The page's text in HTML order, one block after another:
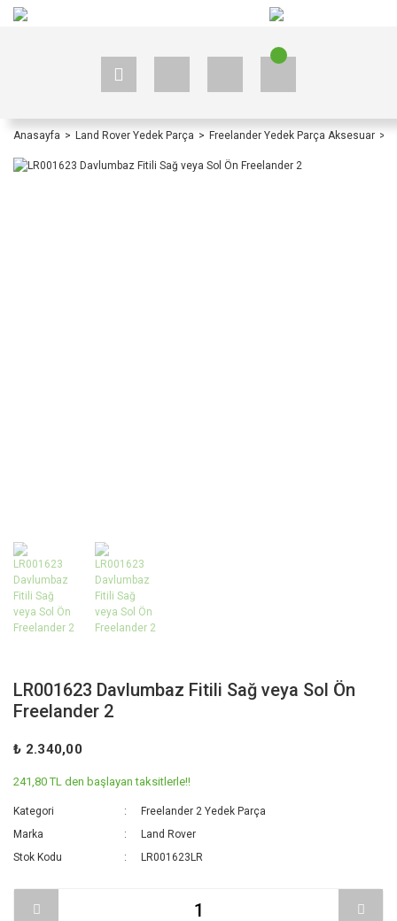
Anasayfa Land Rover Yedek Parça Freelander Yedek Parça Aksesuar
LR001623 Davlumbaz Fitili Sağ veya Sol Ön
Freelander 2
₺ 2.340,00
241,80 TL den başlayan taksitlerle!!
Kategori
Freelander 2 Yedek Parça
Marka
Land Rover
Stok Kodu
LR001623LR